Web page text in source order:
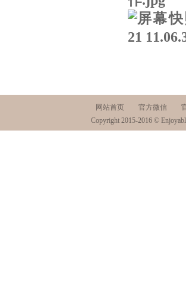
网站首页 官方微信
Copyright 2015-2016 ©